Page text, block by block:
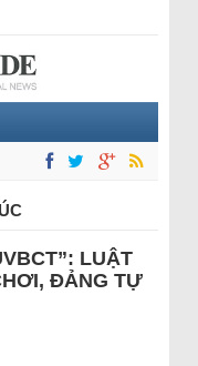
LUẬT
ĐẢNG TỰ